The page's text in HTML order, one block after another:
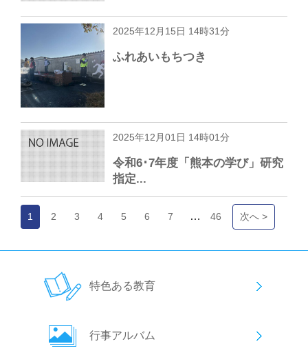
2025年12月15日 14時31分
ふれあいもちつき
2025年12月01日 14時01分
令和6･7年度「熊本の学び」研究
指定...
1 2 3 4 5 6 7 … 46 次へ >
特色ある教育
行事アルバム